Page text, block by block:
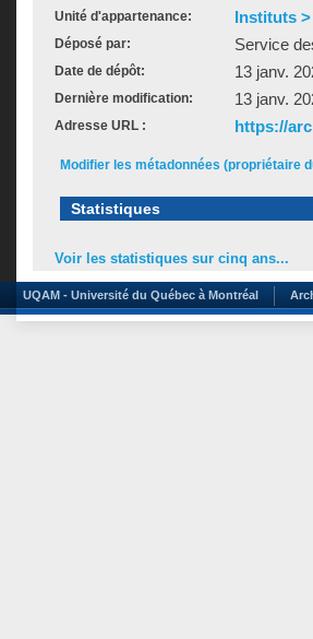
Unité d'appartenance: Instituts
Déposé par: Service
Date de dépôt: 13 janv.
Dernière modification: 13 janv.
Adresse URL : https://
Modifier les métadonnées (propriétaire
Statistiques
Voir les statistiques sur cinq ans...
UQAM - Université du Québec à Montréal